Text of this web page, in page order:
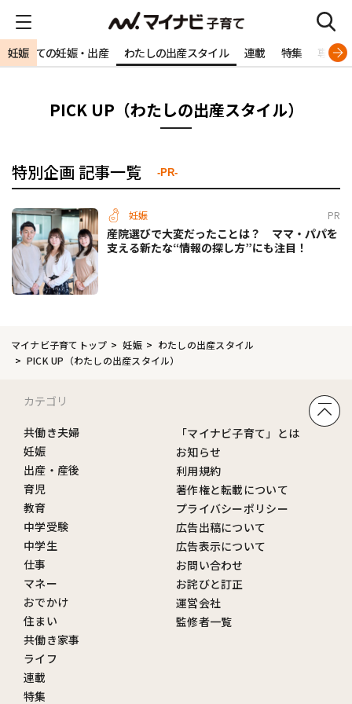
妊娠
初めての妊娠・出産 わたしの出産スタイル 連載 特集 専門家
PICK UP（わたしの出産スタイル）
特別企画 記事一覧 -PR-
妊娠 PR
産院選びで大変だったことは？ ママ・パパを
支える新たな“情報の探し方”にも注目！
マイナビ子育てトップ 妊娠
わたしの出産スタイル
PICK UP（わたしの出産スタイル）
カテゴリ
共働き夫婦
妊娠
出産・産後
育児
教育
中学受験
中学生
仕事
マネー
おでかけ
住まい
共働き家事
ライフ
連載
特集
「マイナビ子育て」とは
お知らせ
利用規約
著作権と転載について
プライバシーポリシー
広告出稿について
広告表示について
お問い合わせ
お詫びと訂正
運営会社
監修者一覧